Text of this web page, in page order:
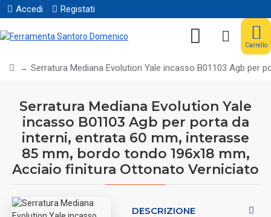
Accedi Registati
Carrello
Serratura Mediana Evolution Yale incasso B01103 Agb
Serratura Mediana Evolution Yale
incasso B01103 Agb per porta da
interni, entrata 60 mm, interasse
85 mm, bordo tondo 196x18 mm,
Acciaio finitura Ottonato Verniciato
DESCRIZIONE